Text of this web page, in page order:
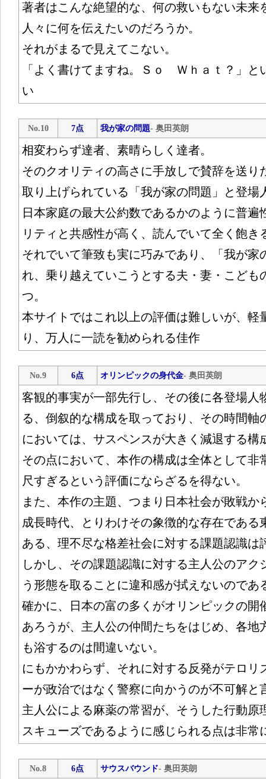
著者はこんな絶望的な、何の救いもない未来
人々に何を伝えたいのだろうか。
それがまるで見えてこない。
「よく書けてますね。Ｓｏ Ｗｈａｔ？」と
い
No.10 7点 我が家の問題- 奥田英朗
相変わらず達者、素晴らしく達者。
そのクオリティの高さに手放しで賛辞を送り
取り上げられている「我が家の問題」と登場
日本家庭の最大公約数であるかのように普遍
リティと共感性が高く、読んでいて全く飽き
それでいて筆致も実に巧みであり、「我が家
れ、乗り越えていこうとする夫・妻・こども
つ。
本サイトではこれ以上の評価は難しいが、軽
り、万人に一読を勧められる佳作
No.9 6点 オリンピックの身代金- 奥田英朗
客観的事実が一部先行し、その後に各登場人
る、倒叙的な構成を取っており、その時間軸
においては、サスペンスが大きく減退する構
その点において、本作の構成は全体として非
尺すぎるという評価にならざるを得ない。
また、本作の主題、つまり日本社会が敗戦か
成長時代、とりわけその象徴的な存在である
ある、理不尽な格差社会に対する課題認識は
しかし、その課題認識に対する主人公のアク
う形態を取ることに違和感が拭えないのであ
確かに、日本の富の多くがオリンピックの開
あろうが、主人公の仲間たちをはじめ、各地
も浴するのは間違いない。
にもかかわらず、それに対する反発がテロリ
ーが政治ではなく警察に向かうのが不可解と
主人公による麻薬の常習が、そうした行動原
スキューズであるように感じられる点は非常
No.8 6点 サウスバウンド- 奥田英朗